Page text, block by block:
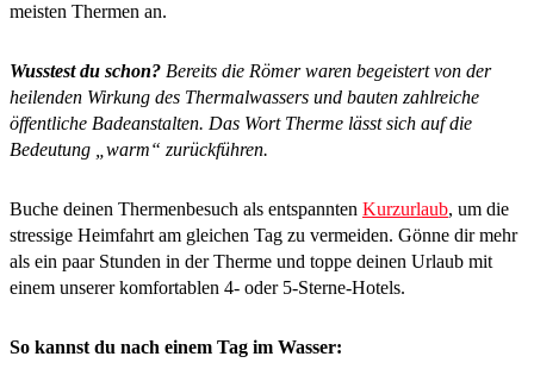
meisten Thermen an.
Wusstest du schon? Bereits die Römer waren begeistert von der
heilenden Wirkung des Thermalwassers und bauten zahlreiche
öffentliche Badeanstalten. Das Wort Therme lässt sich auf die
Bedeutung „warm“ zurückführen.
Buche deinen Thermenbesuch als entspannten Kurzurlaub, um die
stressige Heimfahrt am gleichen Tag zu vermeiden. Gönne dir mehr
als ein paar Stunden in der Therme und toppe deinen Urlaub mit
einem unserer komfortablen 4- oder 5-Sterne-Hotels.
So kannst du nach einem Tag im Wasser: